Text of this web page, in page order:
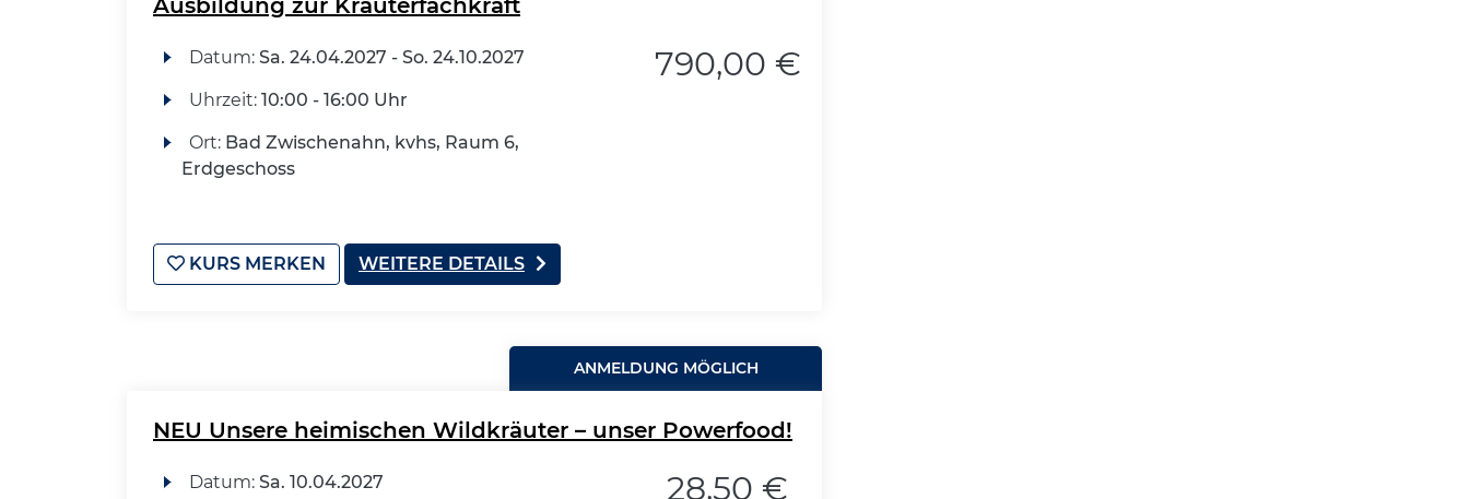
Ausbildung zur Kräuterfachkraft
Datum: Sa. 24.04.2027 - So. 24.10.2027
Uhrzeit: 10:00 - 16:00 Uhr
Ort: Bad Zwischenahn, kvhs, Raum 6,
Erdgeschoss
790,00 €
KURS MERKEN WEITERE DETAILS
ANMELDUNG MÖGLICH
NEU Unsere heimischen Wildkräuter – unser Powerfood!
Datum: Sa. 10.04.2027 28,50 €